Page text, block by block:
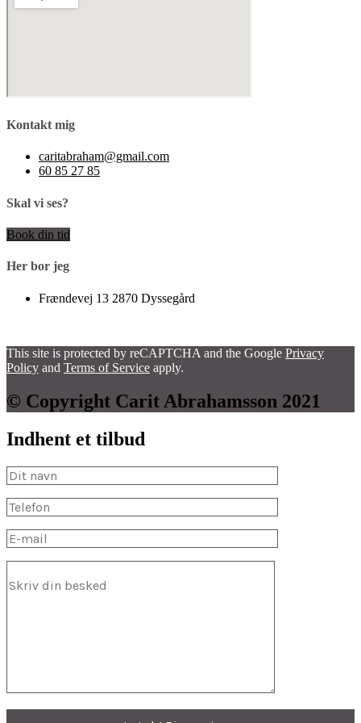
Kontakt mig
caritabraham@gmail.com
60 85 27 85
Skal vi ses?
Book din tid
Her bor jeg
Frændevej 13 2870 Dyssegård
This site is protected by reCAPTCHA and the Google Privacy
Policy and Terms of Service apply.
© Copyright Carit Abrahamsson 2021
Indhent et tilbud